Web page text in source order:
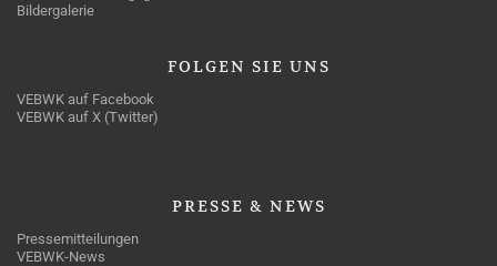
Bildergalerie
FOLGEN SIE UNS
VEBWK auf Facebook
VEBWK auf X (Twitter)
PRESSE & NEWS
Pressemitteilungen
VEBWK-News